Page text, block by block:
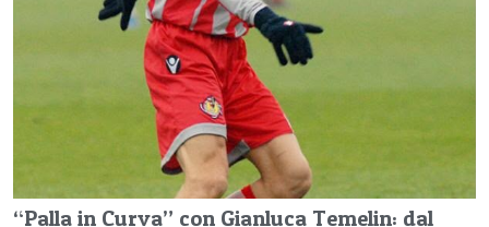
“Palla in Curva” con Gianluca Temelin: dal